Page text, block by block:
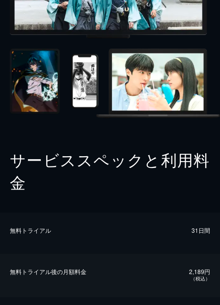
サービススペックと利用料
金
無料トライアル 31日間
無料トライアル後の⽉額料金 2,189円
（税込）